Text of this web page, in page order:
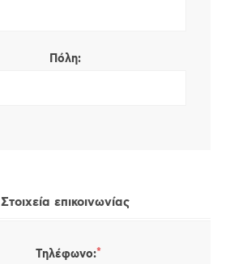
Πόλη:
Στοιχεία επικοινωνίας
Τηλέφωνο:*